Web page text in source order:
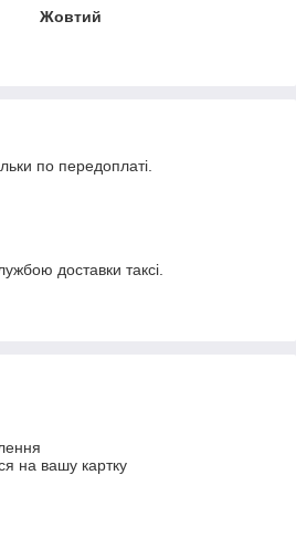
Жовтий
по передоплаті.
доставки таксі.
на вашу картку